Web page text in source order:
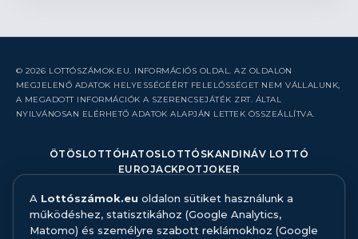
© 2026 LOTTÓSZÁMOK.EU. INFORMÁCIÓS OLDAL. AZ OLDALON
MEGJELENŐ ADATOK HELYESSÉGÉÉRT FELELŐSSÉGET NEM VÁLLALUNK,
A MEGADOTT INFORMÁCIÓK A SZERENCSEJÁTÉK ZRT. ÁLTAL
NYILVÁNOSAN ELÉRHETŐ ADATOK ALAPJÁN LETTEK ÖSSZEÁLLÍTVA.
ÖTÖSLOTTÓHATOSLOTTÓ SKANDINÁV LOTTÓ
EUROJACKPOTJOKER
RÓLUNK
KAPCSOLAT
HIBABEJELENTÉS
A Lottószámok.eu oldalon sütiket használunk a
működéshez, statisztikához (Google Analytics,
Matomo) és személyre szabott reklámokhoz (Google